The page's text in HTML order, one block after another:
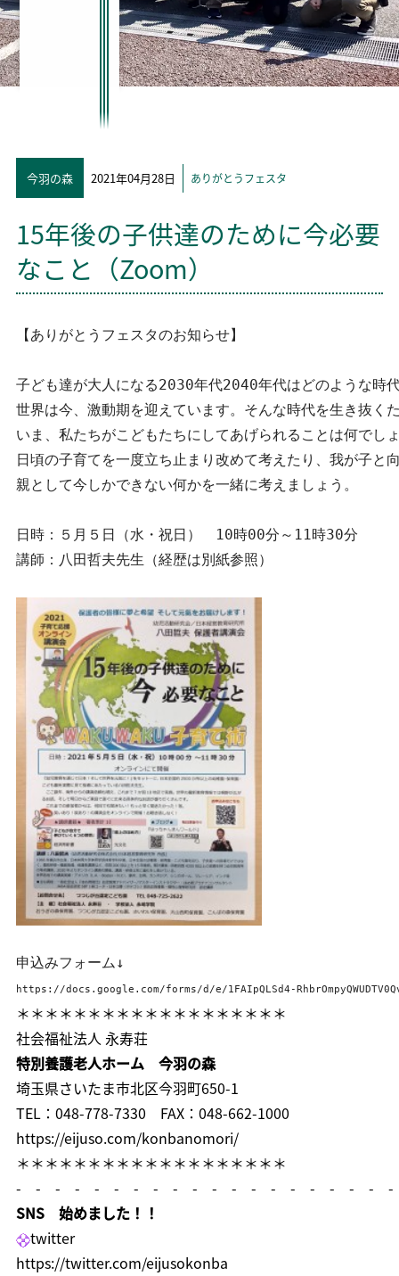
今羽の森 2021年04月28日 ありがとうフェスタ
15年後の子供達のために今必要
なこと（Zoom）
【ありがとうフェスタのお知らせ】
子ども達が大人になる2030年代2040年代はどのような時
世界は今、激動期を迎えています。そんな時代を生き抜く
いま、私たちがこどもたちにしてあげられることは何でし
日頃の子育てを一度立ち止まり改めて考えたり、我が子と
親として今しかできない何かを一緒に考えましょう。
日時：５月５日（水・祝日）　10時00分～11時30分
講師：八田哲夫先生（経歴は別紙参照）
https://docs.google.com/forms/d/e/1FAIpQLSd4-
＊＊＊＊＊＊＊＊＊＊＊＊＊＊＊＊＊＊＊
社会福祉法人 永寿荘
特別養護老人ホーム 今羽の森
埼玉県さいたま市北区今羽町650-1
TEL：048-778-7330 FAX：048-662-1000
https://eijuso.com/konbanomori/
＊＊＊＊＊＊＊＊＊＊＊＊＊＊＊＊＊＊＊
- - - - - - - - - - - - - - - - - - - -
SNS 始めました！！
twitter
https://twitter.com/eijusokonba